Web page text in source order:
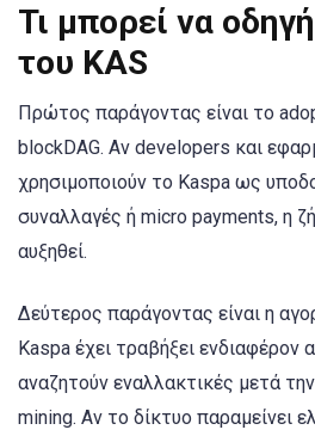
Τι μπορεί να
του KAS
Πρώτος παράγοντας είναι το
blockDAG. Αν developers και
χρησιμοποιούν το Kaspa ως
συναλλαγές ή micro payments, η
αυξηθεί.
Δεύτερος παράγοντας είναι η
Kaspa έχει τραβήξει ενδιαφέρον
αναζητούν εναλλακτικές μετά
mining. Αν το δίκτυο παραμείνει